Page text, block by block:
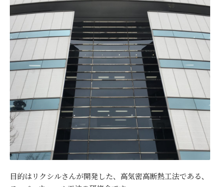
目的はリクシルさんが開発した、高気密高断熱工法である、